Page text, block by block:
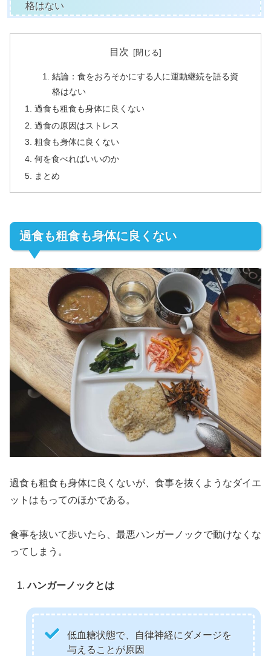
格はない
目次
結論：食をおろそかにする人に運動継続を語る資
格はない
過食も粗食も身体に良くない
過食の原因はストレス
粗食も身体に良くない
何を食べればいいのか
まとめ
過食も粗食も身体に良くない
過食も粗食も身体に良くないが、食事を抜くようなダイエ
ットはもってのほかである。
食事を抜いて歩いたら、最悪ハンガーノックで動けなくな
ってしまう。
ハンガーノックとは
低血糖状態で、自律神経にダメージを
与えることが原因